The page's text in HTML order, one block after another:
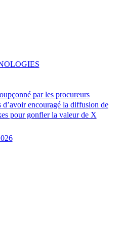
par les procureurs
d’avoir encouragé la diffusion de
pour gonfler la valeur de X